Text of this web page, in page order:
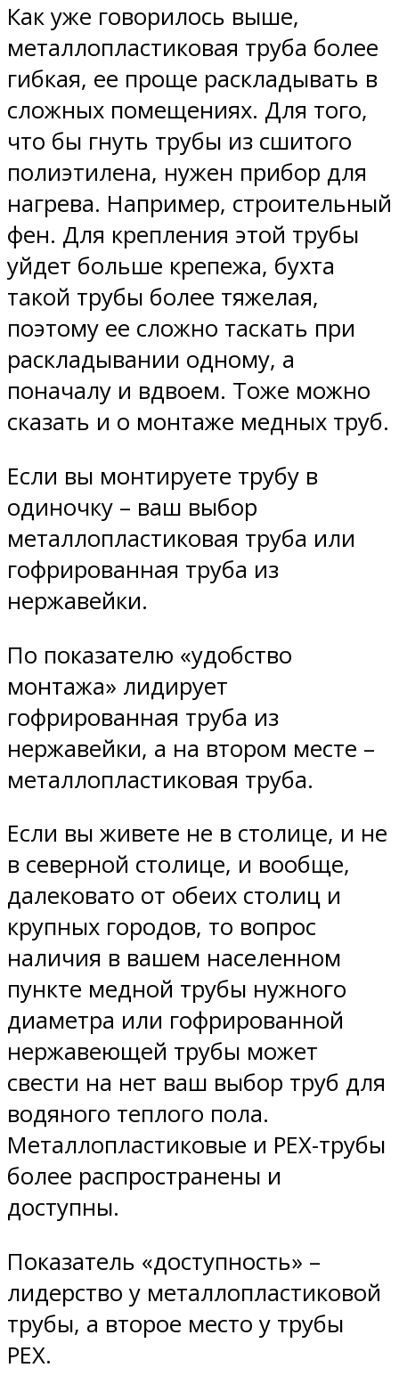
Как уже говорилось выше,
металлопластиковая труба более
гибкая, ее проще раскладывать в
сложных помещениях. Для того,
что бы гнуть трубы из сшитого
полиэтилена, нужен прибор для
нагрева. Например, строительный
фен. Для крепления этой трубы
уйдет больше крепежа, бухта
такой трубы более тяжелая,
поэтому ее сложно таскать при
раскладывании одному, а
поначалу и вдвоем. Тоже можно
сказать и о монтаже медных труб.
Если вы монтируете трубу в
одиночку – ваш выбор
металлопластиковая труба или
гофрированная труба из
нержавейки.
По показателю «удобство
монтажа» лидирует
гофрированная труба из
нержавейки, а на втором месте –
металлопластиковая труба.
Если вы живете не в столице, и не
в северной столице, и вообще,
далековато от обеих столиц и
крупных городов, то вопрос
наличия в вашем населенном
пункте медной трубы нужного
диаметра или гофрированной
нержавеющей трубы может
свести на нет ваш выбор труб для
водяного теплого пола.
Металлопластиковые и PEX-трубы
более распространены и
доступны.
Показатель «доступность» –
лидерство у металлопластиковой
трубы, а второе место у трубы
PEX.